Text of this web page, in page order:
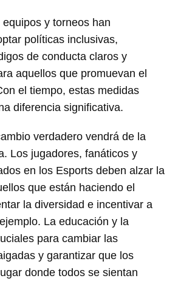
y torneos han
políticas inclusivas,
de conducta claros y
aquellos que promuevan el
el tiempo, estas medidas
diferencia significativa.
verdadero vendrá de la
Los jugadores, fanáticos y
en los Esports deben alzar la
que están haciendo el
la diversidad e incentivar a
La educación y la
para cambiar las
y garantizar que los
donde todos se sientan